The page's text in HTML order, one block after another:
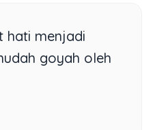
hati menjadi
goyah oleh